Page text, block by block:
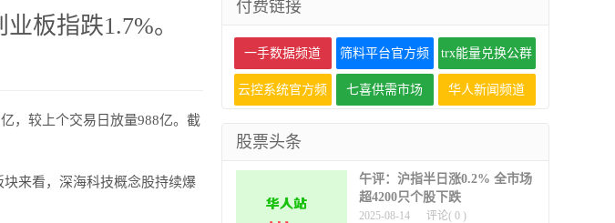
板指跌1.7%。
，较上个交易日放量988亿。截
来看，深海科技概念股持续爆
付费链接
一手数据频道 筛料平台官方频
道
trx能量兑换公群
云控系统官方频 七喜供需市场 华人新闻频道
股票头条
午评：沪指半日涨0.2% 全市场
超4200只个股下跌
2025-08-14 评论( 0 )